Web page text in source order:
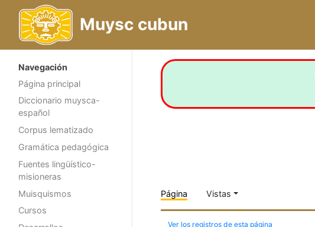
Muysc cubun
Navegación
Página principal
Diccionario muysca-
español
Corpus lematizado
Gramática pedagógica
Fuentes lingüístico-
misioneras
Muisquismos
Cursos
Página Vistas
Ver los registros de esta página